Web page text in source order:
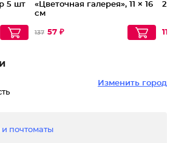
5 шт
«Цветочная галерея», 11 × 16
см
137 57 ₽
Изменить город
и почтоматы